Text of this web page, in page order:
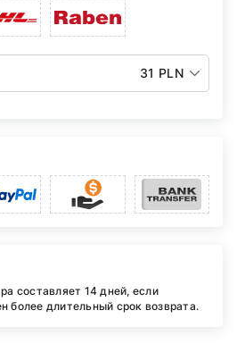
31 PLN
составляет 14 дней, если
более длительный срок возврата.